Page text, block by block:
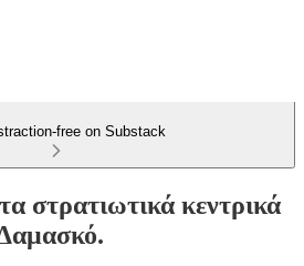
free on Substack
στρατιωτικά κεντρικά